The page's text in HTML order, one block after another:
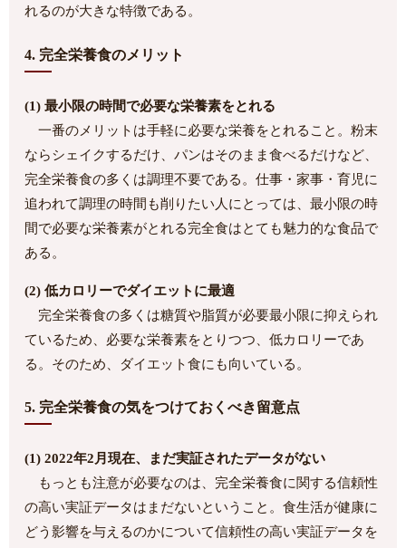
れるのが大きな特徴である。
4. 完全栄養食のメリット
(1) 最小限の時間で必要な栄養素をとれる
一番のメリットは手軽に必要な栄養をとれること。粉末
ならシェイクするだけ、パンはそのまま食べるだけなど、
完全栄養食の多くは調理不要である。仕事・家事・育児に
追われて調理の時間も削りたい人にとっては、最小限の時
間で必要な栄養素がとれる完全食はとても魅力的な食品で
ある。
(2) 低カロリーでダイエットに最適
完全栄養食の多くは糖質や脂質が必要最小限に抑えられ
ているため、必要な栄養素をとりつつ、低カロリーであ
る。そのため、ダイエット食にも向いている。
5. 完全栄養食の気をつけておくべき留意点
(1) 2022年2月現在、まだ実証されたデータがない
もっとも注意が必要なのは、完全栄養食に関する信頼性
の高い実証データはまだないということ。食生活が健康に
どう影響を与えるのかについて信頼性の高い実証データを